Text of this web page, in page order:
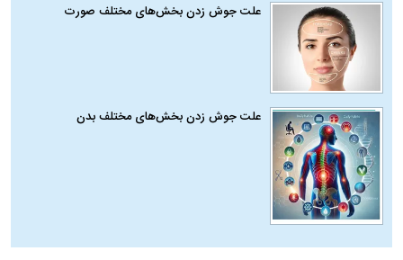
علت جوش زدن بخش‌های مختلف صورت
علت جوش زدن بخش‌های مختلف بدن